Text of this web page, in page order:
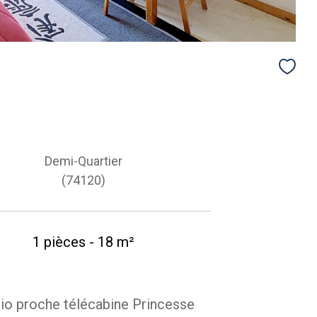
Demi-Quartier
(74120)
1 pièces - 18 m²
proche télécabine Princesse